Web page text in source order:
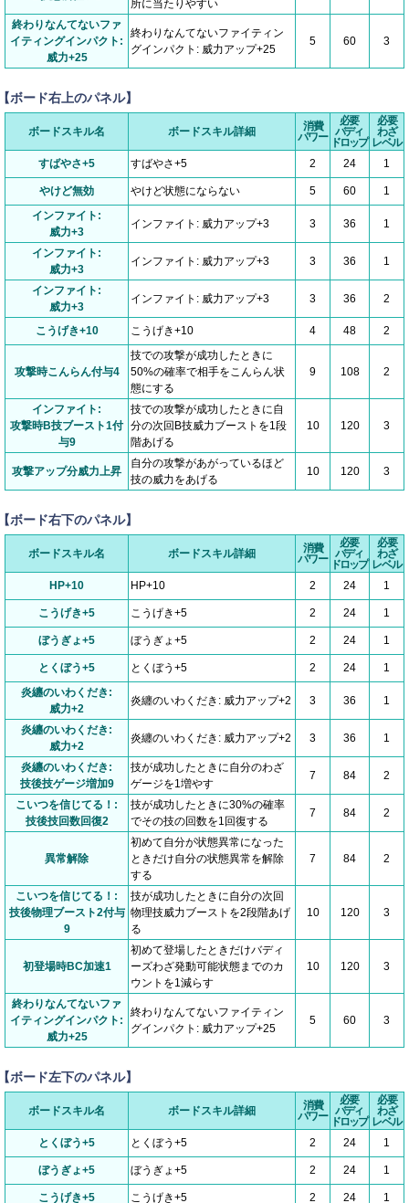
所に当たりやすい
終わりなんてないファ
イティングインパクト:
威力+25
終わりなんてないファイティン
グインパクト: 威力アップ+25
5 60 3
ボード右上のパネル】
ボードスキル名 ボードスキル詳細
消費
パワー
必要
バディ
ドロップ
必要
わざ
レベル
すばやさ+5
すばやさ+5 2 24 1
やけど無効 やけど状態にならない 5 60
1
インファイト:
威力+3
インファイト: 威力アップ+3 3 36 1
インファイト:
威力+3
インファイト: 威力アップ+3 3 36 1
インファイト:
威力+3
インファイト: 威力アップ+3 3 36 2
こうげき+10 こうげき+10 4 48 2
攻撃時こんらん付与4
技での攻撃が成功したときに
50%の確率で相手をこんらん状
態にする
9 108 2
インファイト:
攻撃時B技ブースト1付
与9
技での攻撃が成功したときに自
分の次回B技威力ブーストを1段
階あげる
10 120 3
攻撃アップ分威力上昇
自分の攻撃があがっているほど
技の威力をあげる
10 120 3
ボード右下のパネル】
ボードスキル名 ボードスキル詳細
消費
パワー
必要
バディ
ドロップ
必要
わざ
レベル
HP+10
HP+10 2 24 1
こうげき+5 こうげき+5 2 24 1
ぼうぎょ+5 ぼうぎょ+5 2 24 1
とくぼう+5 とくぼう+5 2 24
1
炎纏のいわくだき:
威力+2
炎纏のいわくだき: 威力アップ+2 3 36 1
炎纏のいわくだき:
威力+2
炎纏のいわくだき: 威力アップ+2 3 36 1
炎纏のいわくだき:
技後技ゲージ増加9
技が成功したときに自分のわざ
ゲージを1増やす
7 84 2
こいつを信じてる！:
技後技回数回復2
技が成功したときに30%の確率
でその技の回数を1回復する
7 84 2
異常解除
初めて自分が状態異常になった
ときだけ自分の状態異常を解除
する
7 84 2
こいつを信じてる！:
技後物理ブースト2付与
9
技が成功したときに自分の次回
物理技威力ブーストを2段階あげ
る
10 120 3
初登場時BC加速1
初めて登場したときだけバディ
ーズわざ発動可能状態までのカ
ウントを1減らす
10 120 3
終わりなんてないファ
イティングインパクト:
威力+25
終わりなんてないファイティン
グインパクト: 威力アップ+25
5 60 3
ボード左下のパネル】
ボードスキル名 ボードスキル詳細
消費
パワー
必要
バディ
ドロップ
必要
わざ
レベル
とくぼう+5
とくぼう+5 2 24 1
ぼうぎょ+5 ぼうぎょ+5 2 24 1
こうげき+5 こうげき+5 2 24 1